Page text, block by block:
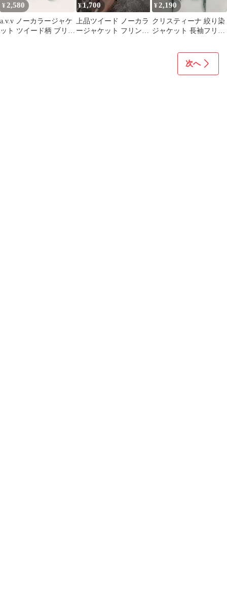
¥2,580
a.v.v ノーカラージャケ
ット ツイード柄 ブリン
¥1,700
上品ツイード ノーカラ
ージャケット フリンジ
¥2,190
クリスティーナ 絞り染
ジャケット 長袖フリン
次へ